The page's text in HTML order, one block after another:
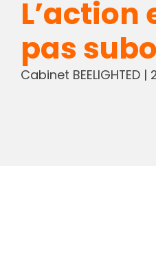
pas
Cabinet BEELIGHTED|